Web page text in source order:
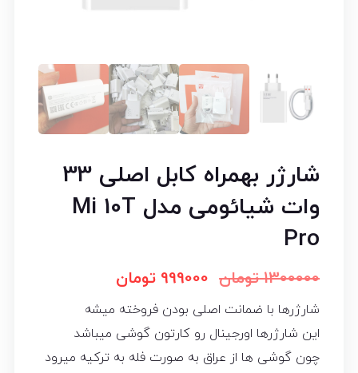
شارژر بهمراه کابل اصلی 33
وات شیائومی مدل Mi 10T
Pro
1300000 تومان 999000 تومان
شارژرها با ضمانت اصلی بودن فروخته میشه
این شارژرها اورجینال رو کارتون گوشی میباشد
چون گوشی ها از عراق به صورت فله به ترکیه میرود